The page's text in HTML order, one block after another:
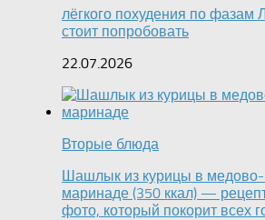
лёгкого похудения по фазам
стоит попробовать
22.07.2026
Вторые блюда
Шашлык из курицы в медово-
маринаде (350 ккал) —
фото, который покорит всех